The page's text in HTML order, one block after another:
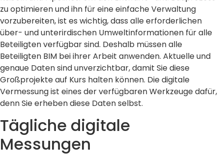
zu optimieren und ihn für eine einfache Verwaltung
vorzubereiten, ist es wichtig, dass alle erforderlichen
über- und unterirdischen Umweltinformationen für alle
Beteiligten verfügbar sind. Deshalb müssen alle
Beteiligten BIM bei ihrer Arbeit anwenden. Aktuelle und
genaue Daten sind unverzichtbar, damit Sie diese
Großprojekte auf Kurs halten können. Die digitale
Vermessung ist eines der verfügbaren Werkzeuge dafür,
denn Sie erheben diese Daten selbst.
Tägliche digitale
Messungen